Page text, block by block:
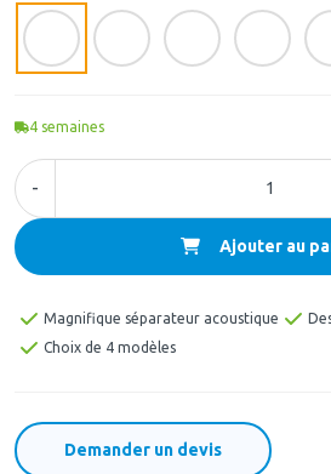
4 semaines
-
Ajouter au
Magnifique séparateur acoustique
Choix de 4 modèles
Demander un devis